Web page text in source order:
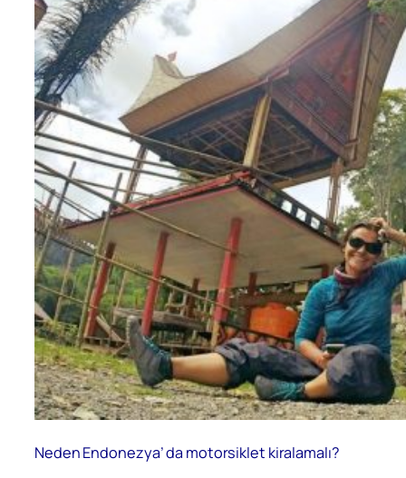
Neden Endonezya’ da motorsiklet kiralamalı?